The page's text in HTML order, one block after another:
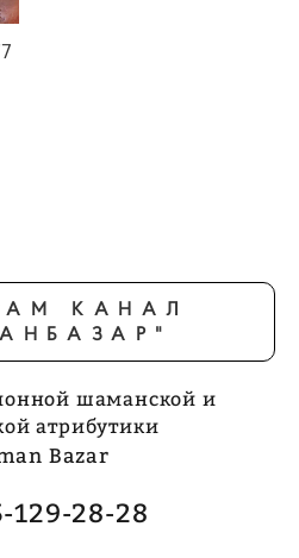
КАНАЛ
шаманской и
атрибутики
Bazar
129-28-28